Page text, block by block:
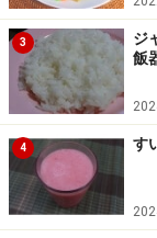
3
ジ
飯
4 す